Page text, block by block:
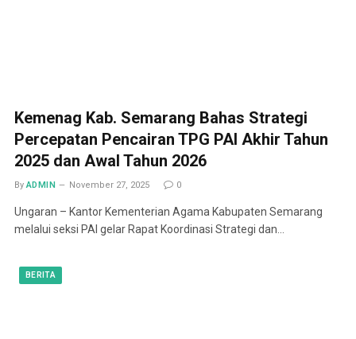
Kemenag Kab. Semarang Bahas Strategi
Percepatan Pencairan TPG PAI Akhir Tahun
2025 dan Awal Tahun 2026
By ADMIN November 27, 2025 0
Ungaran – Kantor Kementerian Agama Kabupaten Semarang
melalui seksi PAI gelar Rapat Koordinasi Strategi dan…
BERITA